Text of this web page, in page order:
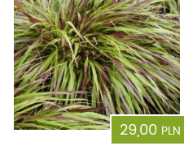
29,00 PLN